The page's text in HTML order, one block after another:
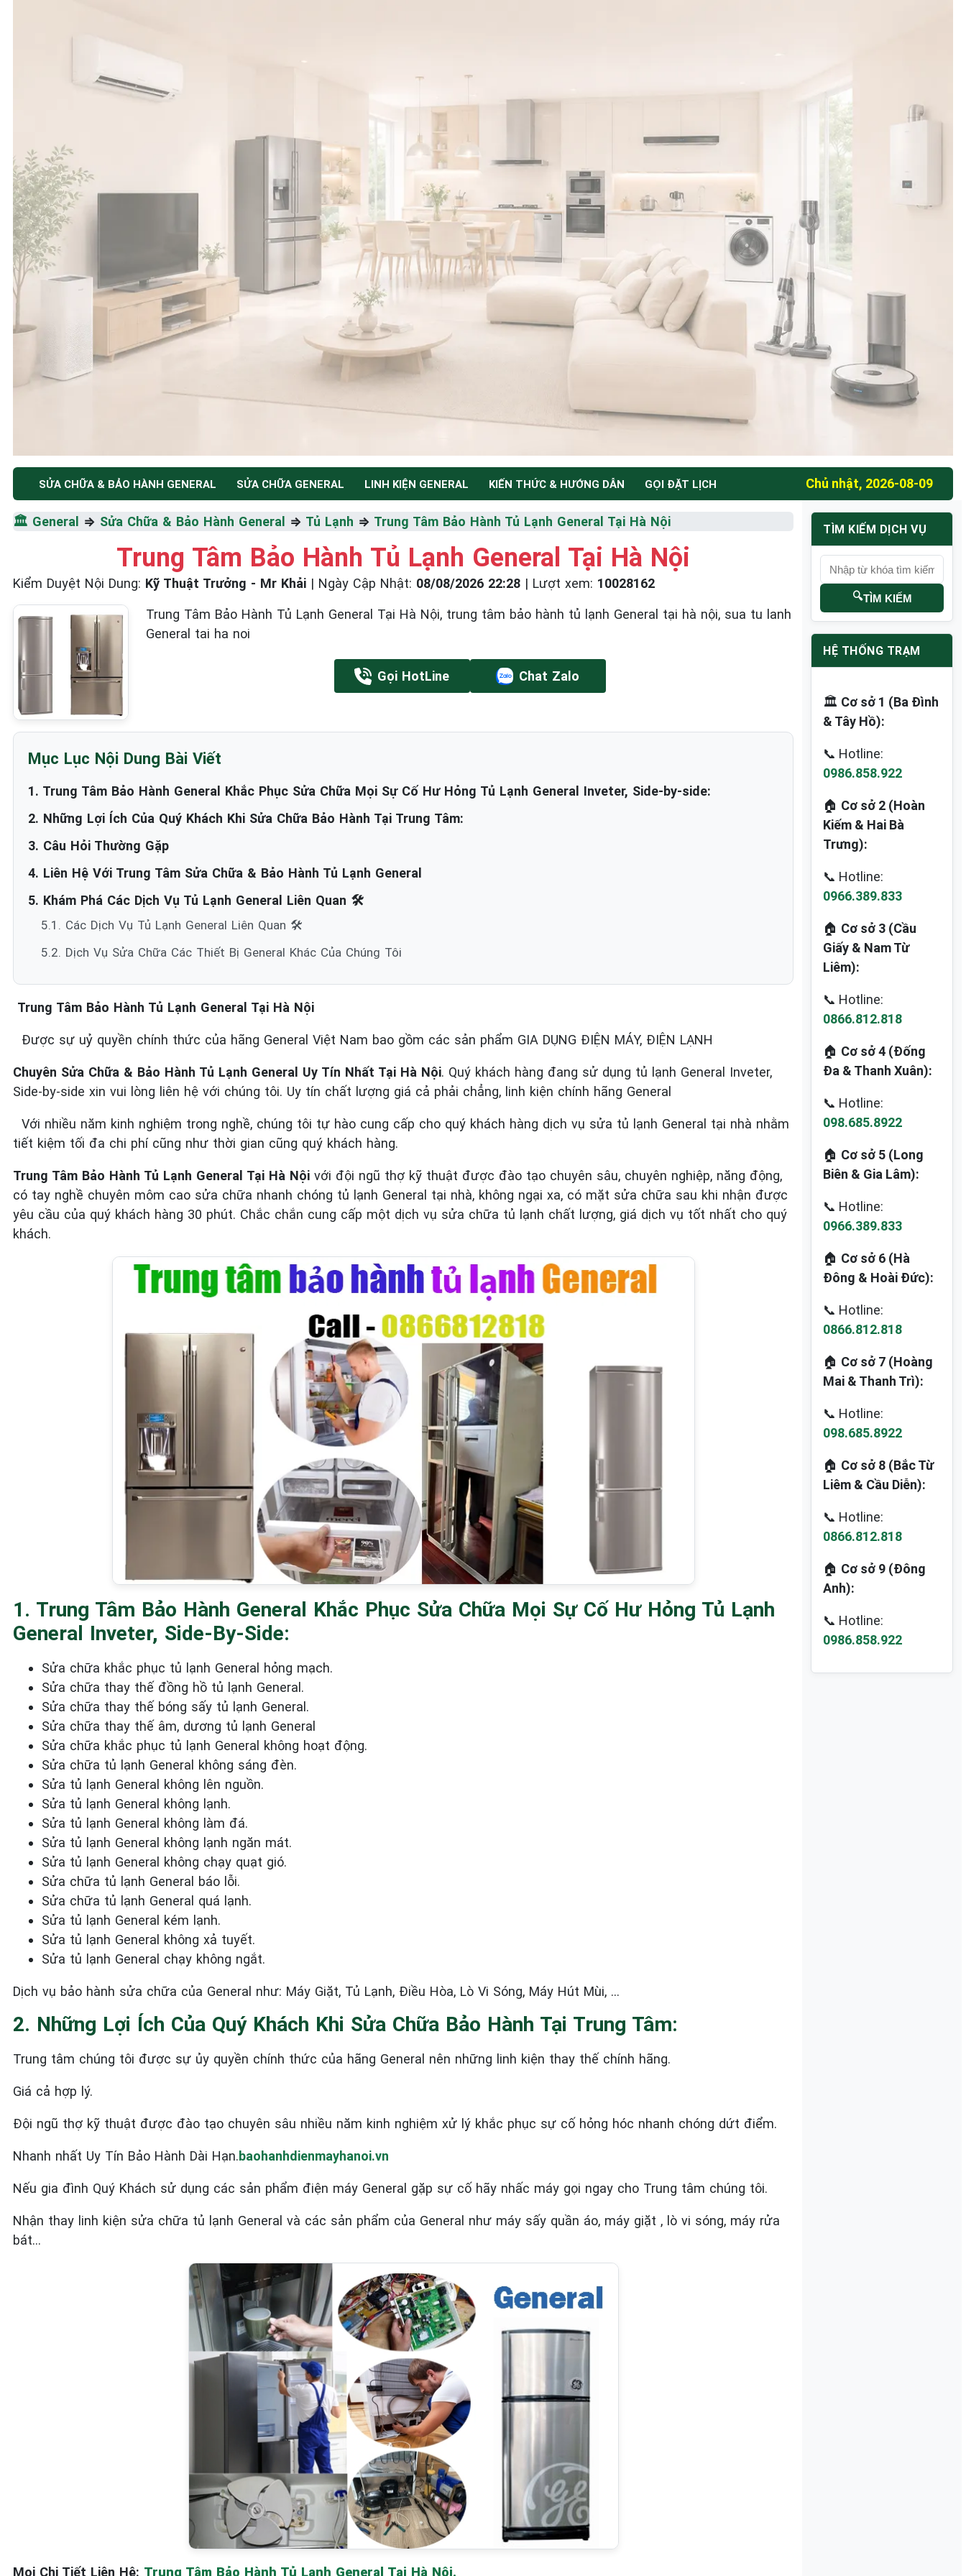
TRUNG TÂM BẢO HÀNH ĐIỆN MÁY HÀ NỘI
SỬA CHỮA & BẢO HÀNH
GENERAL
Tốc Độ Tối Đa • Chất Lượng Tối Ưu • Chi Phí Tối Thiểu
☎️ 09.86.85.89.22
SỬA CHỮA & BẢO HÀNH GENERAL SỬA CHỮA GENERAL LINH KIỆN GENERAL KIẾN THỨC & HƯỚNG DẪN GỌI ĐẶT LỊCH Chủ nhật, 2026-08-09
🏛️ General ⇒ Sửa Chữa & Bảo Hành General ⇒ Tủ Lạnh ⇒ Trung Tâm Bảo Hành Tủ Lạnh General Tại Hà Nội
Trung Tâm Bảo Hành Tủ Lạnh General Tại Hà Nội
Kiểm Duyệt Nội Dung: Kỹ Thuật Trưởng - Mr Khải | Ngày Cập Nhật: 08/08/2026 22:28 | Lượt xem: 10028162
Trung Tâm Bảo Hành Tủ Lạnh General Tại Hà Nội, trung tâm bảo hành tủ lạnh General tại hà nội, sua tu lanh
General tai ha noi
Gọi HotLine Chat Zalo
Mục Lục Nội Dung Bài Viết
1. Trung Tâm Bảo Hành General Khắc Phục Sửa Chữa Mọi Sự Cố Hư Hỏng Tủ Lạnh General Inveter, Side-by-side:
2. Những Lợi Ích Của Quý Khách Khi Sửa Chữa Bảo Hành Tại Trung Tâm:
3. Câu Hỏi Thường Gặp
4. Liên Hệ Với Trung Tâm Sửa Chữa & Bảo Hành Tủ Lạnh General
5. Khám Phá Các Dịch Vụ Tủ Lạnh General Liên Quan 🛠️
5.1. Các Dịch Vụ Tủ Lạnh General Liên Quan 🛠️
5.2. Dịch Vụ Sửa Chữa Các Thiết Bị General Khác Của Chúng Tôi
Trung Tâm Bảo Hành Tủ Lạnh General Tại Hà Nội
Được sự uỷ quyền chính thức của hãng General Việt Nam bao gồm các sản phẩm GIA DỤNG ĐIỆN MÁY, ĐIỆN LẠNH
Chuyên Sửa Chữa & Bảo Hành Tủ Lạnh General Uy Tín Nhất Tại Hà Nội. Quý khách hàng đang sử dụng tủ lạnh General Inveter,
Side-by-side xin vui lòng liên hệ với chúng tôi. Uy tín chất lượng giá cả phải chẳng, linh kiện chính hãng General
Với nhiều năm kinh nghiệm trong nghề, chúng tôi tự hào cung cấp cho quý khách hàng dịch vụ sửa tủ lạnh General tại nhà nhằm
tiết kiệm tối đa chi phí cũng như thời gian cũng quý khách hàng.
Trung Tâm Bảo Hành Tủ Lạnh General Tại Hà Nội với đội ngũ thợ kỹ thuật được đào tạo chuyên sâu, chuyên nghiệp, năng động,
có tay nghề chuyên môm cao sửa chữa nhanh chóng tủ lạnh General tại nhà, không ngại xa, có mặt sửa chữa sau khi nhận được
yêu cầu của quý khách hàng 30 phút. Chắc chắn cung cấp một dịch vụ sửa chữa tủ lạnh chất lượng, giá dịch vụ tốt nhất cho quý
khách.
1. Trung Tâm Bảo Hành General Khắc Phục Sửa Chữa Mọi Sự Cố Hư Hỏng Tủ Lạnh
General Inveter, Side-By-Side:
Sửa chữa khắc phục tủ lạnh General hỏng mạch.
Sửa chữa thay thế đồng hồ tủ lạnh General.
Sửa chữa thay thế bóng sấy tủ lạnh General.
Sửa chữa thay thế âm, dương tủ lạnh General
Sửa chữa khắc phục tủ lạnh General không hoạt động.
Sửa chữa tủ lạnh General không sáng đèn.
Sửa tủ lạnh General không lên nguồn.
Sửa tủ lạnh General không lạnh.
Sửa tủ lạnh General không làm đá.
Sửa tủ lạnh General không lạnh ngăn mát.
Sửa tủ lạnh General không chạy quạt gió.
Sửa chữa tủ lạnh General báo lỗi.
Sửa chữa tủ lạnh General quá lạnh.
Sửa tủ lạnh General kém lạnh.
Sửa tủ lạnh General không xả tuyết.
Sửa tủ lạnh General chạy không ngắt.
Dịch vụ bảo hành sửa chữa của General như: Máy Giặt, Tủ Lạnh, Điều Hòa, Lò Vi Sóng, Máy Hút Mùi, …
2. Những Lợi Ích Của Quý Khách Khi Sửa Chữa Bảo Hành Tại Trung Tâm:
Trung tâm chúng tôi được sự ủy quyền chính thức của hãng General nên những linh kiện thay thế chính hãng.
Giá cả hợp lý.
Đội ngũ thợ kỹ thuật được đào tạo chuyên sâu nhiều năm kinh nghiệm xử lý khắc phục sự cố hỏng hóc nhanh chóng dứt điểm.
Nhanh nhất Uy Tín Bảo Hành Dài Hạn.baohanhdienmayhanoi.vn
Nếu gia đình Quý Khách sử dụng các sản phẩm điện máy General gặp sự cố hãy nhấc máy gọi ngay cho Trung tâm chúng tôi.
Nhận thay linh kiện sửa chữa tủ lạnh General và các sản phẩm của General như máy sấy quần áo, máy giặt , lò vi sóng, máy rửa
bát…
Mọi Chi Tiết Liên Hệ: Trung Tâm Bảo Hành Tủ Lạnh General Tại Hà Nội.
TÌM KIẾM DỊCH VỤ
🔍TÌM KIẾM
HỆ THỐNG TRẠM
🏛️ Cơ sở 1 (Ba Đình
& Tây Hồ):
📞 Hotline:
0986.858.922
🏠 Cơ sở 2 (Hoàn
Kiếm & Hai Bà
Trưng):
📞 Hotline:
0966.389.833
🏠 Cơ sở 3 (Cầu
Giấy & Nam Từ
Liêm):
📞 Hotline:
0866.812.818
🏠 Cơ sở 4 (Đống
Đa & Thanh Xuân):
📞 Hotline:
098.685.8922
🏠 Cơ sở 5 (Long
Biên & Gia Lâm):
📞 Hotline:
0966.389.833
🏠 Cơ sở 6 (Hà
Đông & Hoài Đức):
📞 Hotline:
0866.812.818
🏠 Cơ sở 7 (Hoàng
Mai & Thanh Trì):
📞 Hotline:
098.685.8922
🏠 Cơ sở 8 (Bắc Từ
Liêm & Cầu Diễn):
📞 Hotline:
0866.812.818
🏠 Cơ sở 9 (Đông
Anh):
📞 Hotline:
0986.858.922